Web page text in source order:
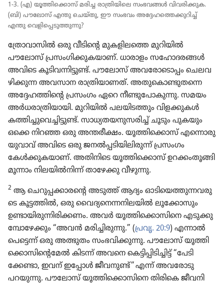
1-3. (എ) യൂത്തി​ക്കൊസ്‌ മരിച്ച രാത്രി​യി​ലെ സംഭവങ്ങൾ വിവരി​ക്കുക.
(ബി) പൗലോസ്‌ എന്തു ചെയ്‌തു, ഈ സംഭവം അദ്ദേഹ​ത്തെ​ക്കു​റിച്ച്‌
എന്തു വെളി​പ്പെ​ടു​ത്തു​ന്നു?
ത്രോ​വാ​സിൽ ഒരു വീടിന്റെ മുകളി​ലത്തെ മുറി​യിൽ
പൗലോസ്‌ പ്രസം​ഗി​ക്കു​ക​യാണ്‌. ധാരാളം സഹോ​ദ​രങ്ങൾ
അവിടെ കൂടി​വ​ന്നി​ട്ടുണ്ട്‌. പൗലോസ്‌ അവരോ​ടൊ​പ്പം ചെലവ​
ഴി​ക്കുന്ന അവസാന രാത്രി​യാ​ണത്‌. അതു​കൊ​ണ്ടു​തന്നെ
അദ്ദേഹ​ത്തി​ന്റെ പ്രസംഗം ഏറെ നീണ്ടു​പോ​കു​ന്നു. സമയം
അർധരാ​ത്രി​യാ​യി. മുറി​യിൽ പലയി​ട​ത്തും വിളക്കു​കൾ
കത്തിച്ചു​വെ​ച്ചി​ട്ടുണ്ട്‌. സാധ്യ​ത​യ​നു​സ​രിച്ച്‌ ചൂടും പുകയും
ഒക്കെ നിറഞ്ഞ ഒരു അന്തരീക്ഷം. യൂത്തി​ക്കൊസ്‌ എന്നൊരു
യുവാവ്‌ അവിടെ ഒരു ജനൽപ്പ​ടി​യി​ലി​രുന്ന്‌ പ്രസംഗം
കേൾക്കു​ക​യാണ്‌. അതിനി​ടെ യൂത്തി​ക്കൊസ്‌ ഉറക്കം​തൂ​ങ്ങി
മൂന്നാം നിലയിൽനിന്ന്‌ താഴേക്കു വീഴുന്നു.
2 ആ ചെറു​പ്പ​ക്കാ​രന്റെ അടുത്ത്‌ ആദ്യം ഓടി​യെ​ത്തു​ന്ന​വ​രു​
ടെ കൂട്ടത്തിൽ, ഒരു വൈദ്യ​നെ​ന്ന​നി​ല​യിൽ ലൂക്കോ​സും
ഉണ്ടായി​രു​ന്നി​രി​ക്കണം. അവർ യൂത്തി​ക്കൊ​സി​നെ എടുക്കു​
മ്പോ​ഴേ​ക്കും “അവൻ മരിച്ചി​രു​ന്നു.” (പ്രവൃ. 20:9) എന്നാൽ
പെട്ടെന്ന്‌ ഒരു അത്ഭുതം സംഭവി​ക്കു​ന്നു. പൗലോസ്‌ യൂത്തി​
ക്കൊ​സി​ന്റെ​മേൽ കിടന്ന്‌ അവനെ കെട്ടി​പ്പി​ടി​ച്ചിട്ട്‌ “പേടി​
ക്കേണ്ടാ, ഇവന്‌ ഇപ്പോൾ ജീവനുണ്ട്‌” എന്ന്‌ അവരോ​ടു
പറയുന്നു. പൗലോസ്‌ യൂത്തി​ക്കൊ​സി​നെ തിരികെ ജീവനി​